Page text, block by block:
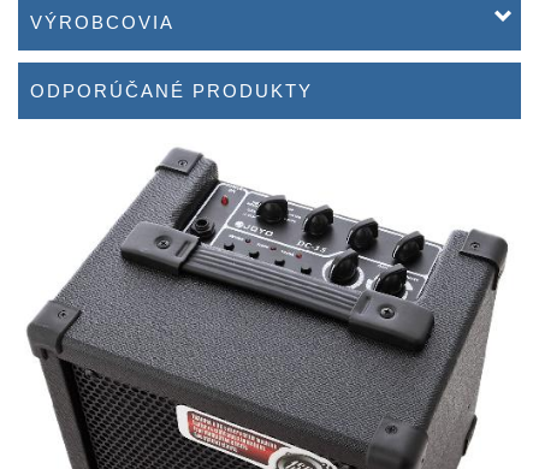
VÝROBCOVIA
ODPORÚČANÉ PRODUKTY